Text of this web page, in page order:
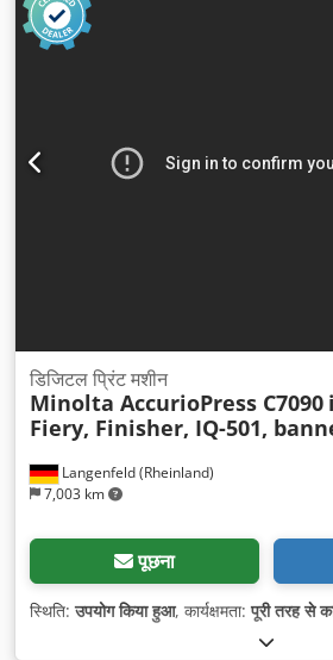
Langenfeld (Rheinland)
7,003 km
डिजिटल प्रिंट मशीन
Minolta AccurioPress C7090
Fiery, Finisher, IQ-501,
पूछना
स्थिति:उपयोग किया हुआ, कार्यक्षमता:पूरी तरह से